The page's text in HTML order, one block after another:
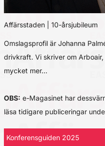
Affärsstaden | 10-årsjubileum
Omslagsprofil är Johanna
drivkraft. Vi skriver om
mycket mer…
OBS: e-Magasinet har
läsa tidigare publiceringar
Konferensguiden 2025